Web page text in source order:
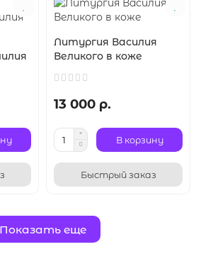
Литургия Василия
Великого в коже
13 000 р.
В корзину
Быстрый заказ
Показать еще